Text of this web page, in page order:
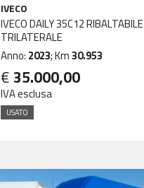
IVECO
IVECO DAILY 35C12 RIBALTABILE
TRILATERALE
Anno: 2023; Km30.953
€ 35.000,00
IVA esclusa
USATO